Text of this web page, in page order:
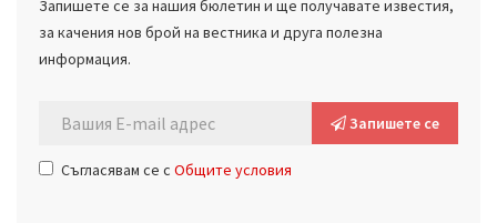
Запишете се за нашия бюлетин и ще получавате известия,
за качения нов брой на вестника и друга полезна
информация.
Запишете се
Съгласявам се с Общите условия